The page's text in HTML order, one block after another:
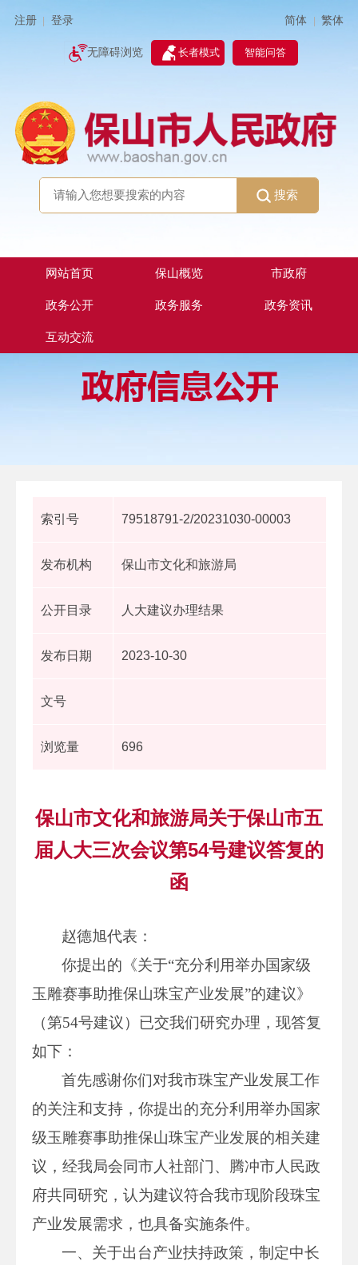
注册 登录 简体 | 繁体
无障碍浏览 长者模式 智能问答
搜索
网站首页 保山概览 市政府
政务公开 政务服务 政务资讯
互动交流
索引号 79518791-2/20231030-00003
发布机构 保山市文化和旅游局
公开目录 人大建议办理结果
发布日期 2023-10-30
文号
浏览量 696
保山市文化和旅游局关于保山市五
届人大三次会议第54号建议答复的
函
赵德旭代表：
你提出的《关于“充分利用举办国家级
玉雕赛事助推保山珠宝产业发展”的建议》
（第54号建议）已交我们研究办理，现答复
如下：
首先感谢你们对我市珠宝产业发展工作
的关注和支持，你提出的充分利用举办国家
级玉雕赛事助推保山珠宝产业发展的相关建
议，经我局会同市人社部门、腾冲市人民政
府共同研究，认为建议符合我市现阶段珠宝
产业发展需求，也具备实施条件。
一、关于出台产业扶持政策，制定中长